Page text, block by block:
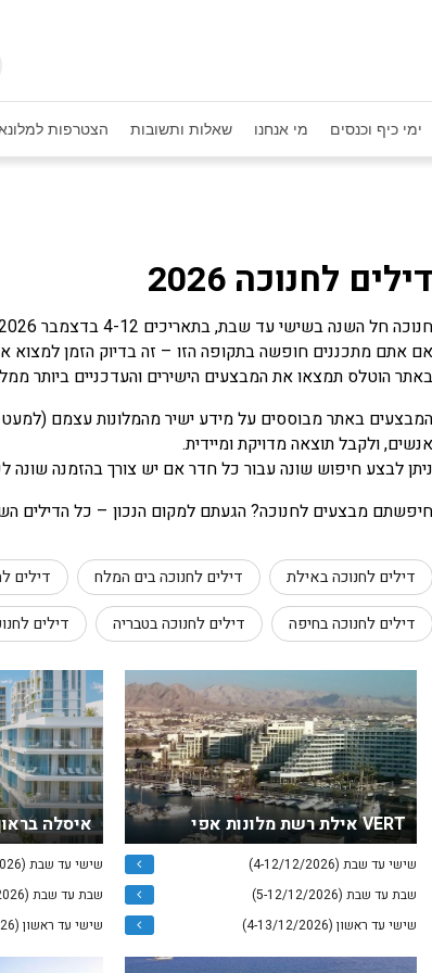
ימי כיף וכנסים מי אנחנו שאלות ותשובות הצטרפות
דילים לחנוכה 2026
חנוכה חל השנה בשישי עד שבת, בתאריכים 4-12 בדצמבר 2026.
אם אתם מתכננים חופשה בתקופה הזו – זה בדיוק הזמן למצוא
באתר הוטלס תמצאו את המבצעים הישירים והעדכניים ביותר
המבצעים באתר מבוססים על מידע ישיר מהמלונות עצמם (למעט
אנשים, ולקבל תוצאה מדויקת ומיידית.
ניתן לבצע חיפוש שונה עבור כל חדר אם יש צורך בהזמנה
חיפשתם מבצעים לחנוכה? הגעתם למקום הנכון – כל הדילים
דילים לחנוכה באילת דילים לחנוכה בים המלח דילים
דילים לחנוכה בחיפה דילים לחנוכה בטבריה דילים
VERT אילת רשת מלונות אפי
שישי עד שבת (4-12/12/2026)
שבת עד שבת (5-12/12/2026)
שישי עד ראשון (4-13/12/2026)
איסלה בראון 42° אילת -
שישי עד שבת (4-12/12/2026)
שבת עד שבת (5-12/12/2026)
שישי עד ראשון (4-13/12/2026)